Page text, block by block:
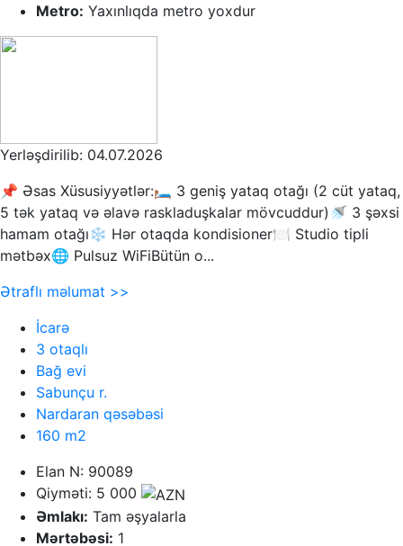
Metro: Yaxınlıqda metro yoxdur
Yerləşdirilib: 04.07.2026
📌 Əsas Xüsusiyyətlər:🛏 3 geniş yataq otağı (2 cüt yataq,
5 tək yataq və əlavə raskladuşkalar mövcuddur)🚿 3 şəxsi
hamam otağı❄️ Hər otaqda kondisioner🍽 Studio tipli
mətbəx🌐 Pulsuz WiFiBütün o...
Ətraflı məlumat >>
İcarə
3 otaqlı
Bağ evi
Sabunçu r.
Nardaran qəsəbəsi
160 m2
Elan N: 90089
Qiyməti: 5 000
Əmlakı: Tam əşyalarla
Mərtəbəsi: 1